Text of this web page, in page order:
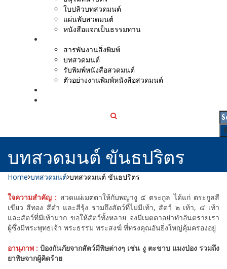
ใบปลิวบทสวดมนต์
แผ่นพับสวดมนต์
หนังสือแจกเป็นธรรมทาน
สารพันงานสิ่งพิมพ์
บทสวดมนต์
รับพิมพ์หนังสือสวดมนต์
ตัวอย่างงานพิมพ์หนังสือสวดมนต์
บทสวดมนต์ ขันธปริตร
Home บทสวดมนต์ บทสวดมนต์ ขันธปริตร
ใจความสำคัญ : สวดแผ่เมตตาให้กับพญางู ๔ ตระกูล ได้แก่ ตระกูลสี
เขียว สีทอง สีดำ และสีรุ้ง รวมถึงสัตว์ที่ไม่มีเท้า, สัตว์ ๒ เท้า, ๔ เท้า
และสัตว์ที่มีเท้ามาก ขอให้สัตว์ทั้งหลาย จงมีเมตตาอย่าทำอันตรายเรา
ผู้ซึ่งมีพระพุทธเจ้า พระธรรม พระสงฆ์ ที่ทรงคุณอันยิ่งใหญ่คุ้มครองอยู่
อานุภาพ :ป้องกันภัยจากสัตว์มีพิษต่างๆ เช่น งู ตะขาบ แมงป่อง รวมถึง
ยาพิษจากผู้คิดร้าย